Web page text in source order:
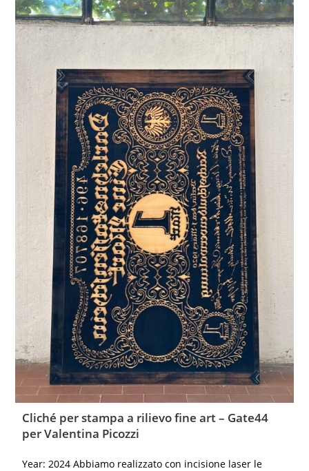
Cliché per stampa a rilievo fine art – Gate44
per Valentina Picozzi
Year: 2024 Abbiamo realizzato con incisione laser le